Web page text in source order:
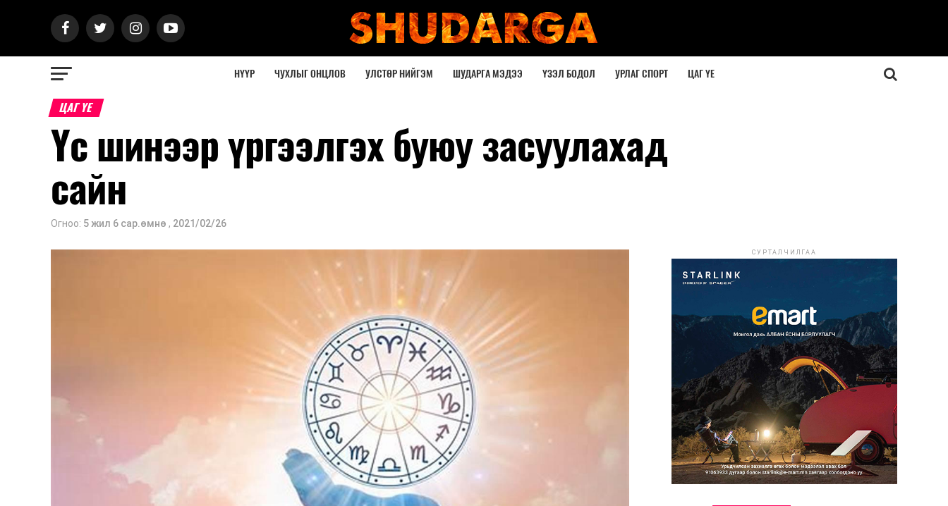
НҮҮР ЧУХЛЫГ ОНЦЛОВ УЛСТӨР НИЙГЭМ ШУДАРГА МЭДЭЭ ҮЗЭЛ БОДОЛ УРЛАГ СПОРТ ЦАГ ҮЕ
ЦАГ ҮЕ
Үс шинээр үргээлгэх буюу засуулахад
сайн
Огноо: 5 жил 6 сар.өмнө , 2021/02/26
СУРТАЛЧИЛГАА